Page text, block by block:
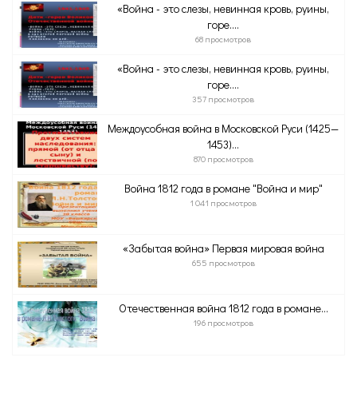
«Война - это слезы, невинная кровь, руины,
горе....
68 просмотров
«Война - это слезы, невинная кровь, руины,
горе....
357 просмотров
Междоусобная война в Московской Руси (1425—
1453)...
870 просмотров
Война 1812 года в романе "Война и мир"
1 041 просмотров
«Забытая война» Первая мировая война
655 просмотров
Отечественная война 1812 года в романе...
196 просмотров